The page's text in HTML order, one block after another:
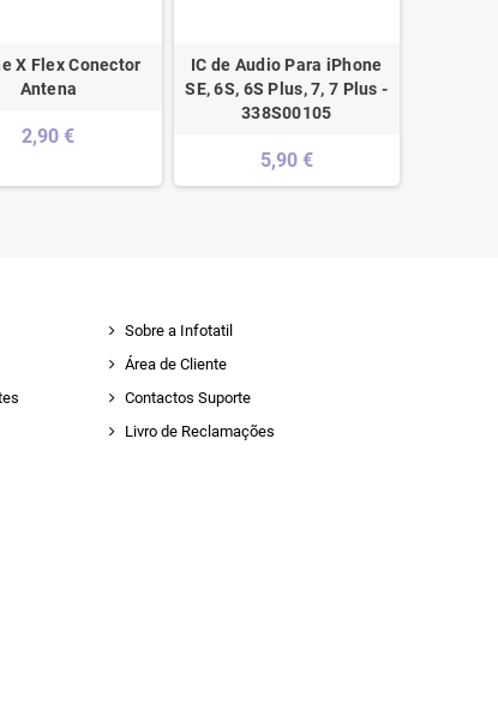
X Flex Conector
Antena
2,90 €
IC de Audio Para iPhone
SE, 6S, 6S Plus, 7, 7 Plus -
338S00105
5,90 €
Sobre a Infotatil
Área de Cliente
Contactos Suporte
Livro de Reclamações